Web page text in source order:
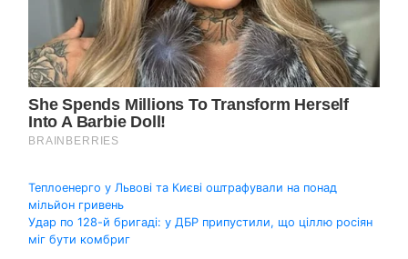
Навігація
записів
Теплоенерго у Львові та Києві оштрафували на понад
мільйон гривень
Удар по 128-й бригаді: у ДБР припустили, що ціллю росіян
міг бути комбриг